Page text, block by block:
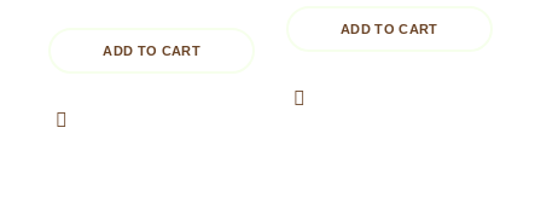
ADD TO CART
ADD TO CART